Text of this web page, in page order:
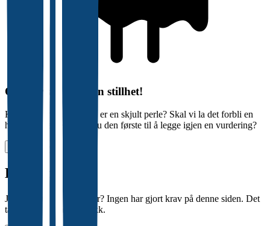
Oi, her var det klein stillhet!
Kanskje denne bedriften er en skjult perle? Skal vi la det forbli en
hemmelighet, eller blir du den første til å legge igjen en vurdering?
Halloooooo?
Jobber det noen her, eller? Ingen har gjort krav på denne siden. Det
tar bare noen få tastetrykk.